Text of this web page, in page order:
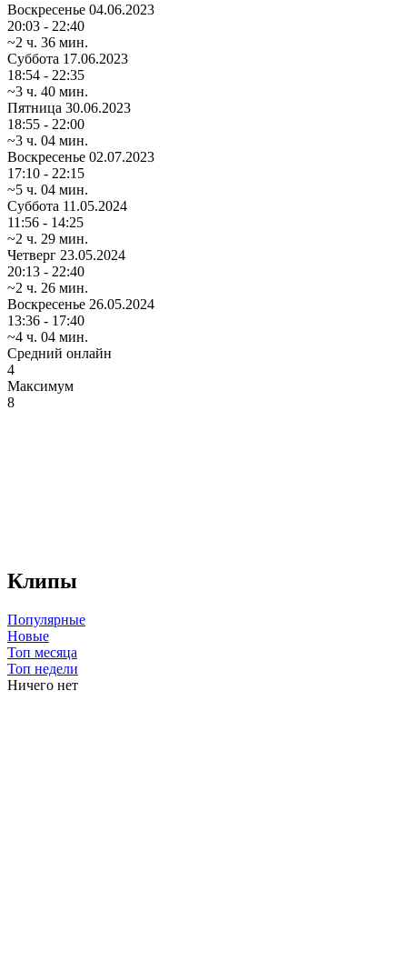
Воскресенье 04.06.2023
20:03 - 22:40
~2 ч. 36 мин.
Суббота 17.06.2023
18:54 - 22:35
~3 ч. 40 мин.
Пятница 30.06.2023
18:55 - 22:00
~3 ч. 04 мин.
Воскресенье 02.07.2023
17:10 - 22:15
~5 ч. 04 мин.
Суббота 11.05.2024
11:56 - 14:25
~2 ч. 29 мин.
Четверг 23.05.2024
20:13 - 22:40
~2 ч. 26 мин.
Воскресенье 26.05.2024
13:36 - 17:40
~4 ч. 04 мин.
Средний онлайн
4
Максимум
8
Клипы
Популярные
Новые
Топ месяца
Топ недели
Ничего нет